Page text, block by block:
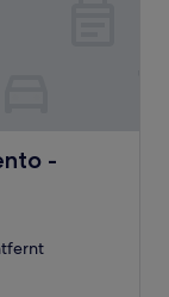
- Area